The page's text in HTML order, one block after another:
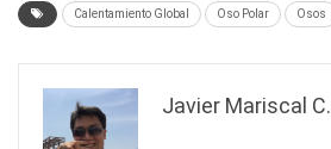
Calentamiento Global Oso Polar Osos
Javier Mariscal C.